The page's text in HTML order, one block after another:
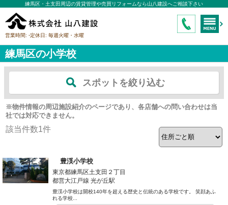
練馬区・土支田周辺の賃貸管理や売買リフォームなら山八建設へご相談下さい
営業時間: -定休日: 毎週火曜・水曜
練馬区の小学校
スポットを絞り込む
※物件情報の周辺施設紹介のページであり、各店舗への問い合わせは当
社では対応できません。
該当件数1件
豊渓小学校
東京都練馬区土支田２丁目
都営大江戸線 光が丘駅
豊渓小学校は開校140年を超える歴史と伝統のある学校です。 笑顔あふ
れる学校...